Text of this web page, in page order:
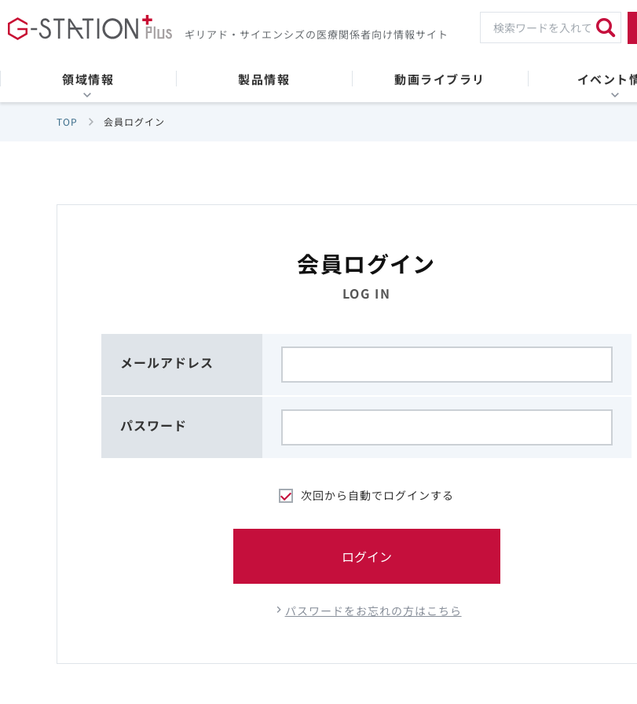
ギリアド・サイエンシズの医療関係者向け情報サイト
領域情報 製品情報 動画ライブラリ イベント
TOP 会員ログイン
会員ログイン
LOG IN
メールアドレス
パスワード
次回から自動でログインする
ログイン
パスワードをお忘れの方はこちら